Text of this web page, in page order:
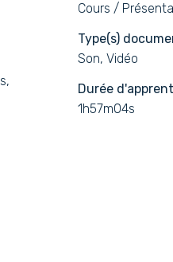
Cours /
Type(s)
Son, Vidéo
Durée
1h57m04s